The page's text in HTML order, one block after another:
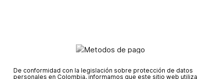
De conformidad con la legislación sobre protección de datos
personales en Colombia, informamos que este sitio web utiliza